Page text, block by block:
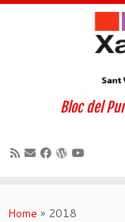
to
Bloc del
Home » 2018